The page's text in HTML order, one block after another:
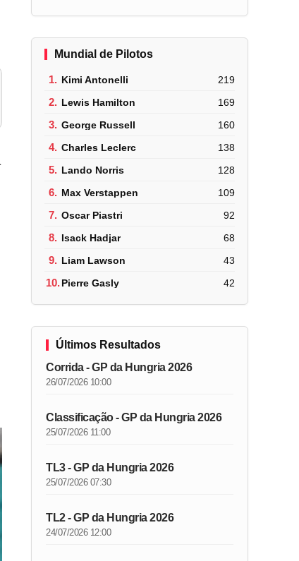
Mundial de Pilotos
1. Kimi Antonelli 219
2. Lewis Hamilton 169
3. George Russell 160
4. Charles Leclerc 138
5. Lando Norris 128
6. Max Verstappen 109
7. Oscar Piastri 92
8. Isack Hadjar 68
9. Liam Lawson 43
10.Pierre Gasly 42
Últimos Resultados
Corrida - GP da Hungria 2026
26/07/2026 10:00
Classificação - GP da Hungria 2026
25/07/2026 11:00
TL3 - GP da Hungria 2026
25/07/2026 07:30
TL2 - GP da Hungria 2026
24/07/2026 12:00